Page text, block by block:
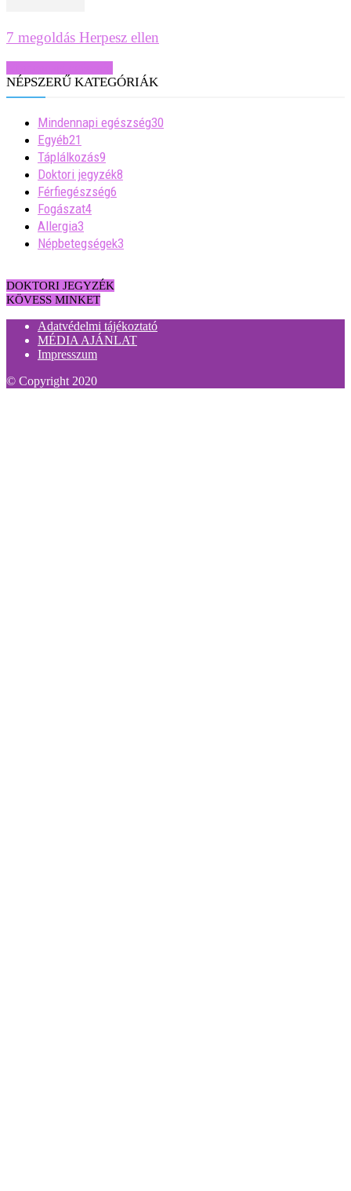
7 megoldás Herpesz ellen
NÉPSZERŰ KATEGÓRIÁK
Mindennapi egészség30
Egyéb21
Táplálkozás9
Doktori jegyzék8
Férfiegészség6
Fogászat4
Allergia3
Népbetegségek3
DOKTORI JEGYZÉK
KÖVESS MINKET
Adatvédelmi tájékoztató
MÉDIA AJÁNLAT
Impresszum
© Copyright 2020